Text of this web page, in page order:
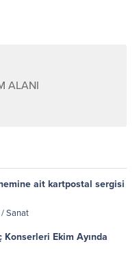
ALANI
ait kartpostal sergisi
Sanat
Konserleri Ekim Ayında